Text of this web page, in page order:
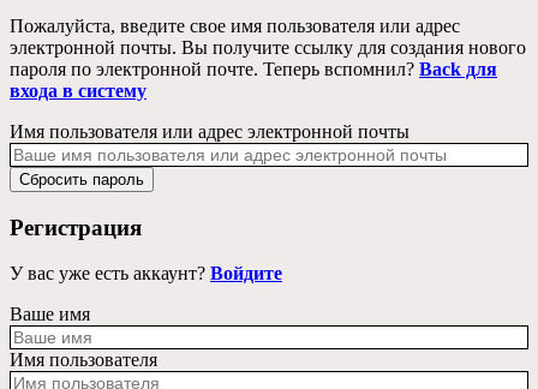
Пожалуйста, введите свое имя пользователя или адрес
электронной почты. Вы получите ссылку для создания нового
пароля по электронной почте. Теперь вспомнил? Back для
входа в систему
Имя пользователя или адрес электронной почты
Сбросить пароль
Регистрация
У вас уже есть аккаунт? Войдите
Ваше имя
Имя пользователя